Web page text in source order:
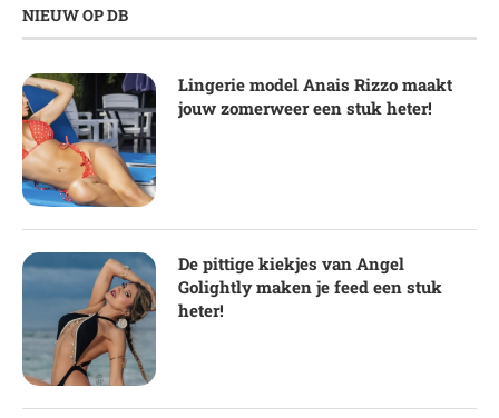
NIEUW OP DB
Lingerie model Anais Rizzo maakt
jouw zomerweer een stuk heter!
De pittige kiekjes van Angel
Golightly maken je feed een stuk
heter!